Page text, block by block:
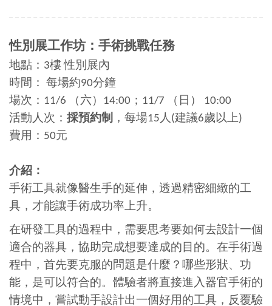
性別展工作坊： 手術挑戰任務
地點：3樓 性別展內
時間： 每場約90分鐘
場次：11/6 （六）14:00；11/7 （日） 10:00
活動人次： 採預約制
，每場15人(建議6歲以上)
費用：50元
介紹：
手術工具就像醫生手的延伸，透過精密細緻的工
具，才能讓手術成功率上升。
在研發工具的過程中，需要思考要如何去設計一個
適合的器具，協助完成想要達成的目的。在手術過
程中，首先要克服的問題是什麼？哪些形狀、功
能，是可以符合的。體驗者將直接進入器官手術的
情境中，嘗試動手設計出一個好用的工具，反覆驗